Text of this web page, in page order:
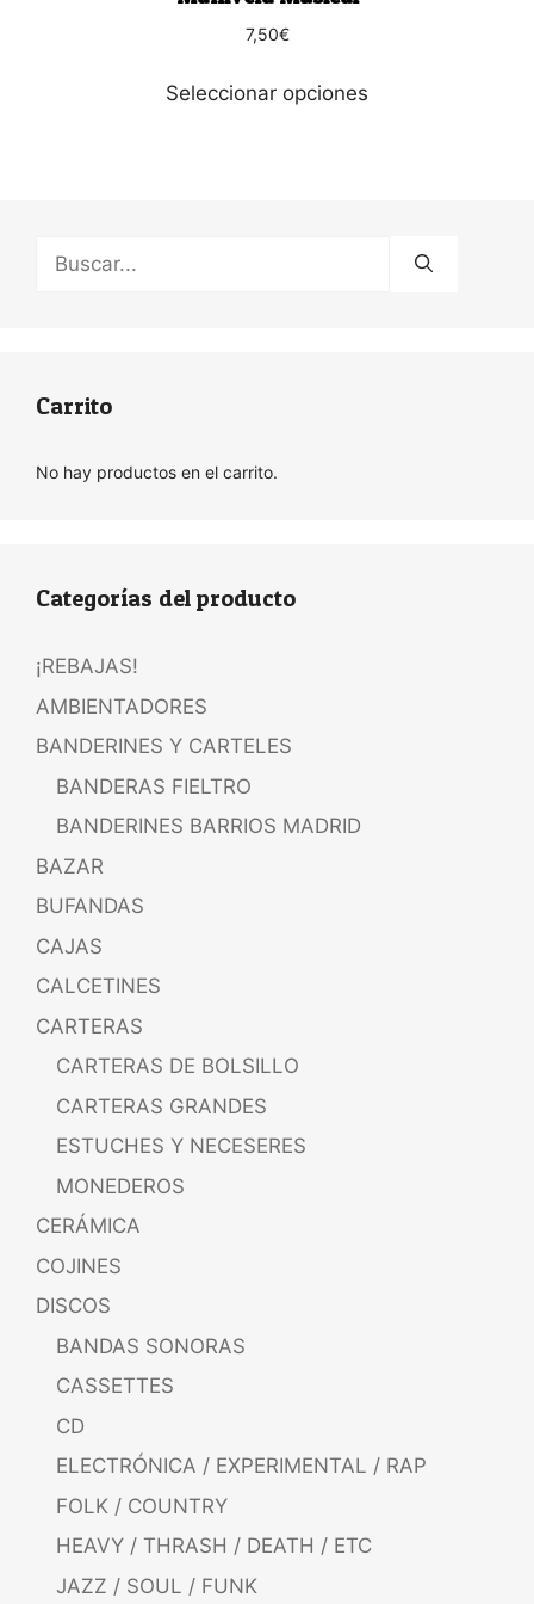
7,50€
Seleccionar opciones
Buscar:
Carrito
No hay productos en el carrito.
Categorías del producto
¡REBAJAS!
AMBIENTADORES
BANDERINES Y CARTELES
BANDERAS FIELTRO
BANDERINES BARRIOS MADRID
BAZAR
BUFANDAS
CAJAS
CALCETINES
CARTERAS
CARTERAS DE BOLSILLO
CARTERAS GRANDES
ESTUCHES Y NECESERES
MONEDEROS
CERÁMICA
COJINES
DISCOS
BANDAS SONORAS
CASSETTES
CD
ELECTRÓNICA / EXPERIMENTAL / RAP
FOLK / COUNTRY
HEAVY / THRASH / DEATH / ETC
JAZZ / SOUL / FUNK